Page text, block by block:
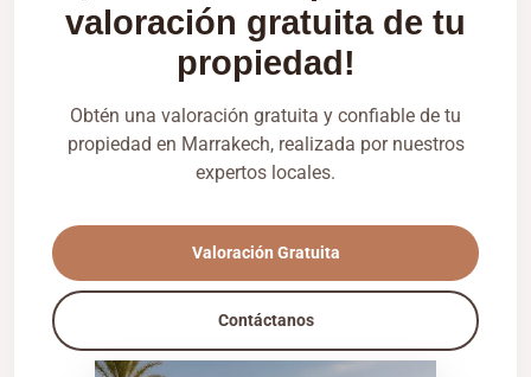
valoración gratuita de tu
propiedad!
Obtén una valoración gratuita y confiable de tu
propiedad en Marrakech, realizada por nuestros
expertos locales.
Valoración Gratuita
Contáctanos